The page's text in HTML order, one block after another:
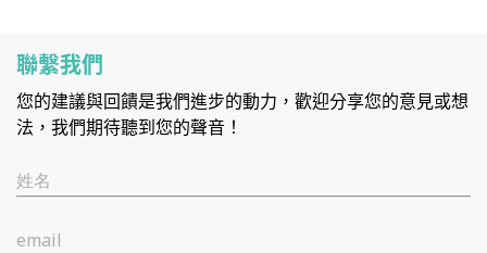
聯繫我們
您的建議與回饋是我們進步的動力，歡迎分享您的意見或想
法，我們期待聽到您的聲音！
姓名
email